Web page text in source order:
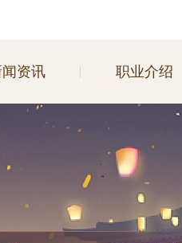
京门风月
闻资讯 职业介绍